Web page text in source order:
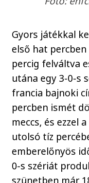
Gyors játékkal
első hat
percig felváltva
utána egy 3-0-s
francia bajnoki
percben ismét
meccs, és ezzel
utolsó tíz
emberelőnyös
0-s szériát
szünetben már